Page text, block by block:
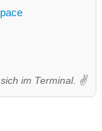
im Terminal. ✌️